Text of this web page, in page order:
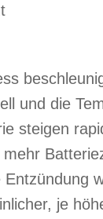
und die
steigen
Entzündung
je